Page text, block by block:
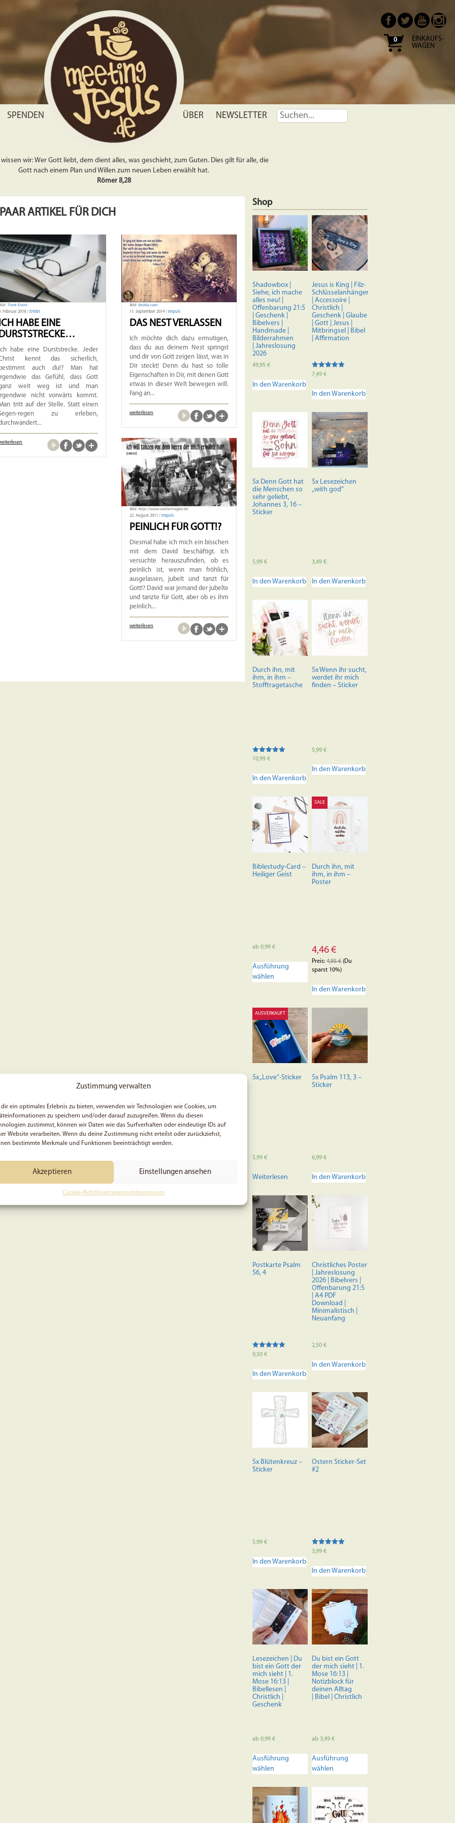
Zustimmung verwalten
dir ein optimales Erlebnis zu bieten, verwenden wir Technologien wie Cookies, um
zu speichern und/oder darauf zuzugreifen. Wenn du diesen
zustimmst, können wir Daten wie das Surfverhalten oder eindeutige IDs auf
Website verarbeiten. Wenn du deine Zustimmung nicht erteilst oder zurückziehst,
bestimmte Merkmale und Funktionen beeinträchtigt werden.
Akzeptieren Einstellungen ansehen
Cookie-Richtlinie Impressum Impressum
0
EINKAUFS-
WAGEN
SPENDEN ÜBER NEWSLETTER
wir: Wer Gott liebt, dem dient alles, was geschieht, zum Guten. Dies gilt für alle, die
Gott nach einem Plan und Willen zum neuen Leben erwählt hat.
Römer 8,28
ARTIKEL FÜR DICH
Trent Erwin
Februar 2018 / Erlebt
HABE EINE
habe eine Durststrecke. Jeder
kennt das sicherlich,
auch du!? Man hat
das Gefühl, dass Gott
weit weg ist und man
nicht vorwärts kommt.
tritt auf der Stelle. Statt einen
regen zu erleben,
Bild: fotolia.com
11. September 2014 /
Impuls
DAS NEST VERLASSEN
Ich möchte dich dazu ermutigen,
dass du aus deinem Nest springst
und dir von Gott zeigen lässt, was in
Dir steckt! Denn du hast so tolle
Eigenschaften in Dir, mit denen Gott
etwas in dieser Welt bewegen will.
Fang an...
weiterlesen
Bild: http://www.weitertragen.de
22. August 2011 / Impuls
PEINLICH FÜR GOTT!?
Diesmal habe ich mich ein bisschen
mit dem David beschäftigt. Ich
versuchte herauszufinden, ob es
peinlich ist, wenn man fröhlich,
ausgelassen, jubelt und tanzt für
Gott!? David war jemand der jubelte
und tanzte für Gott, aber ob es ihm
peinlich...
weiterlesen
Shop
Shadowbox |
Siehe, ich mache
alles neu! |
Offenbarung 21:5
| Geschenk |
Bibelvers |
Handmade |
Bilderrahmen
| Jahreslosung
2026
49,95 €
In den Warenkorb
Jesus is King | Filz-
Schlüsselanhänger
| Accessoire |
Christlich |
Geschenk | Glaube
| Gott | Jesus |
Mitbringsel | Bibel
| Affirmation
Bewertet mit
7,49€
In den Warenkorb
5x Denn Gott hat
die Menschen so
sehr geliebt,
Johannes 3, 16 –
Sticker
5,99 €
In den Warenkorb
5x Lesezeichen
„with god“
3,49€
In den Warenkorb
Durch ihn, mit
ihm, in ihm –
Stofftragetasche
Bewertet mit
10,99 €
In den Warenkorb
5x Wenn ihr sucht,
werdet ihr mich
finden – Sticker
5,99€
In den Warenkorb
Biblestudy-Card –
Heiliger Geist
ab 0,99 €
Ausführung
wählen
Dieses
Produkt
mehrere
auf.
Die
Optionen
können
auf
der
gewählt
SALE
Durch ihn, mit
ihm, in ihm –
Poster
4,46€
Preis:4,95€(Du
sparst 10%)
In den Warenkorb
AUSVERKAUFT
5x „Love“-Sticker
5,99 €
Weiterlesen
5x Psalm 113, 3 –
Sticker
6,99€
In den Warenkorb
Postkarte Psalm
56, 4
Bewertet mit
0,50 €
In den Warenkorb
Christliches Poster
| Jahreslosung
2026 | Bibelvers |
Offenbarung 21:5
| A4 PDF
Download |
Minimalistisch |
Neuanfang
2,50€
In den Warenkorb
5x Blütenkreuz –
Sticker
5,99 €
In den Warenkorb
Ostern Sticker-Set
#2
Bewertet mit
3,99€
In den Warenkorb
Lesezeichen | Du
bist ein Gott der
mich sieht | 1.
Mose 16:13 |
Bibellesen |
Christlich |
Geschenk
ab 0,99 €
Ausführung
wählen
Produkt
weist
Du bist ein Gott
der mich sieht | 1.
Mose 16:13 |
Notizblock für
deinen Alltag
| Bibel | Christlich
ab3,49€
Ausführung
wählen